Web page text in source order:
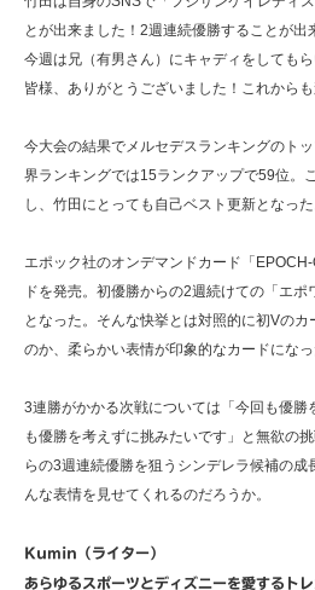
とが出来ました！2週連続優勝することが出
今週は兄（有男さん）にキャディをしても
皆様、ありがとうございました！これからも
今大会の結果でメルセデスランキングのト
界ランキングでは15ランクアップで59位。
し、竹田にとっても自己ベスト更新となった
エポック社のオンデマンドカード「
ドを発売。初優勝からの2週続けての「エポ
となった。そんな快挙とは対照的に初Vの
のか、柔らかい表情が印象的なカードになっ
3連勝がかかる次戦については「今回も優勝
も優勝を考えずに挑みたいです」と無欲の
らの3週連続優勝を狙うシンデレラ候補の
んな表情を見せてくれるのだろうか。
Kumin（ライター）
あらゆるスポーツとディズニーを愛するト